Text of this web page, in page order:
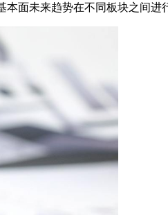
面未来趋势在不同板块之间进